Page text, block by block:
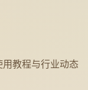
教程与行业动态